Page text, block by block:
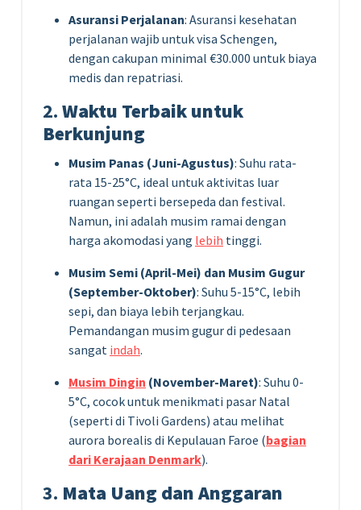
Asuransi Perjalanan: Asuransi kesehatan
perjalanan wajib untuk visa Schengen,
dengan cakupan minimal €30.000 untuk biaya
medis dan repatriasi.
2.Waktu Terbaik untuk
Berkunjung
Musim Panas (Juni-Agustus): Suhu rata-
rata 15-25°C, ideal untuk aktivitas luar
ruangan seperti bersepeda dan festival.
Namun, ini adalah musim ramai dengan
harga akomodasi yang lebih tinggi.
Musim Semi (April-Mei) dan Musim Gugur
(September-Oktober): Suhu 5-15°C, lebih
sepi, dan biaya lebih terjangkau.
Pemandangan musim gugur di pedesaan
sangat indah.
Musim Dingin (November-Maret): Suhu 0-
5°C, cocok untuk menikmati pasar Natal
(seperti di Tivoli Gardens) atau melihat
aurora borealis di Kepulauan Faroe (bagian
dari Kerajaan Denmark).
3. Mata Uang dan Anggaran